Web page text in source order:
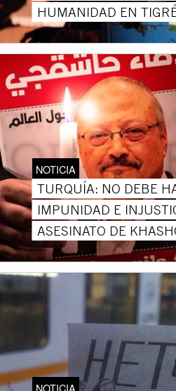
HUMANIDAD EN
NOTICIA
TURQUÍA: NO DEBE
IMPUNIDAD E
ASESINATO DE
NOTICIA